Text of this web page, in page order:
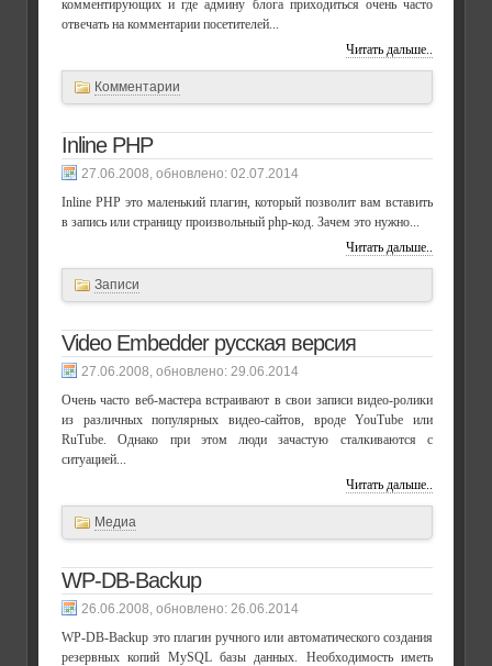
комментирующих и где админу блога приходиться очень часто
отвечать на комментарии посетителей...
Читать дальше..
Комментарии
Inline PHP
02.07.2014
, обновлено:
Inline PHP это маленький плагин, который позволит вам вставить
в запись или страницу произвольный php-код. Зачем это нужно...
Читать дальше..
Записи
Video Embedder русская версия
29.06.2014
, обновлено:
Очень часто веб-мастера встраивают в свои записи видео-ролики
из различных популярных видео-сайтов, вроде YouTube или
RuTube. Однако при этом люди зачастую сталкиваются с
ситуацией...
Читать дальше..
Медиа
WP-DB-Backup
26.06.2014
, обновлено:
WP-DB-Backup это плагин ручного или автоматического создания
резервных копий MySQL базы данных. Необходимость иметь